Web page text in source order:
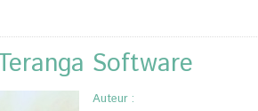
Software
Auteur :